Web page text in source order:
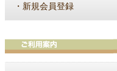
・ 新規会員登録